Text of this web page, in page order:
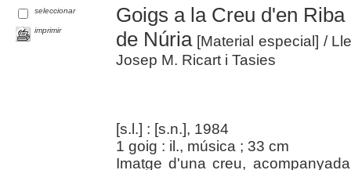
seleccionar
imprimir
Goigs a la Creu d'en
de Núria[Material especial] /
Josep M. Ricart i Tasies
[s.l.] : [s.n.], 1984
1 goig : il., música ; 33 cm
Imatge d'una creu,